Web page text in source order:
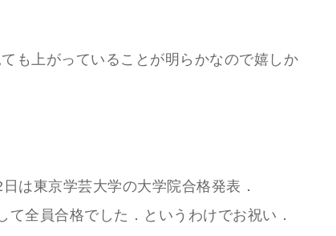
も上がっていることが明らかなので嬉しか
は東京学芸大学の大学院合格発表．
全員合格でした．というわけでお祝い．